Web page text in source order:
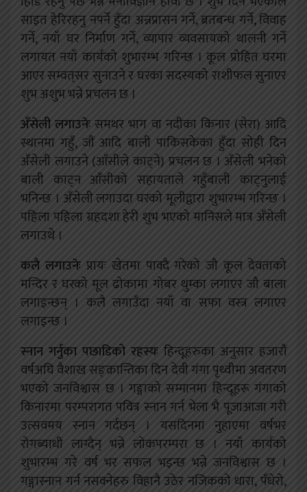
साइत हेरिरहनु नपर्ने हुँदा अन्नप्रासन गर्ने, ब्रतबन्ध गर्ने, विवाह
गर्ने, नयाँ घर निर्माण गर्ने, व्यापार व्यवसायको थालनी गर्ने
लगायत नयाँ कार्यको शुभारम्भ गरिन्छ । कूल प्रोहित घरमा
आएर सम्वत्‌सर सुनाउने र घरका सदस्यको राशीफल सुनाएर
शुभ अशुभ भन्ने प्रचलन छ ।
अँसेली लगाउनेःसमथर भाग वा नदीका किनार (सेरा) आदि
स्थानमा गहुँ, जौं आदि बाली पाकिसकेका हुँदा सोही दिन
अँसेली लगाउने (आँसीले काट्ने) प्रचलन छ । अँसेली भनेको
बाली काट्न आँसीको सहायताले गहुँबाली काट्नुलाई
भनिन्छ । अँसेली लगाउदा घरको मूलीद्वारा शुभारम्भ गरिन्छ ।
पहिला पहिला ग्रहदशा हेरी शुभ भएको मानिसले मात्र अँसेली
लगाउथे ।
कलै लगाउनेःप्रायः खेतमा पाक्दै गरेको जौ कूल देवताको
मन्दिर र घरको मूल ढोकामा गोबर थुम्का लगाएर जौ बाला
लगाइन्छन् । कलै लगाउँदा नयाँ वा सफा वस्त्र लगाएर
लगाइन्छ ।
स्नान गर्नुका पछाडिको रहस्यः हिन्दूहरुका अनुसार हजारौं
वर्षअघि वैशाख सङ्‌क्रान्तिका दिन देवी गंगा पृथ्वीमा अवतरण
भएको जनविश्वास छ । गङ्गाको सम्मानमा हिन्दूहरू गंगाको
किनारमा परम्परागत पवित्र स्नान गर्न भेला भै पूजाआजा गरी
उत्सवमय स्नान गर्दछन् । यसदिनमा नुहाएमा वर्षभर
रोगब्याधी लाग्दैन् भन्ने लोकपरम्परा छ । नयाँ कार्यको
शुभारम्भ गरे वर्ष भर सफल भइन्छ भन्ने जनविश्वास छ ।
गङ्गास्नान गर्न नसक्नेहरु विहानै उठेर नजिकको धारा, पँधेरो,